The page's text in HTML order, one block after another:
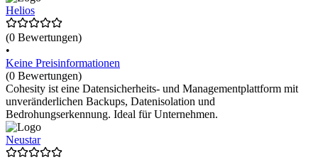
Helios
(0 Bewertungen)
•
Keine Preisinformationen
(0 Bewertungen)
Cohesity ist eine Datensicherheits- und Managementplattform mit
unveränderlichen Backups, Datenisolation und
Bedrohungserkennung. Ideal für Unternehmen.
Neustar